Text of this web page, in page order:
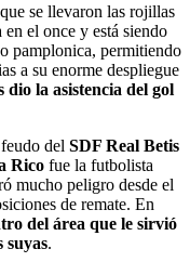
se llevaron las rojillas
el once y está siendo
pamplonica, permitiendo
a su enorme despliegue
dio la asistencia del gol
del SDF Real Betis
Rico fue la futbolista
mucho peligro desde el
de remate. En
del área que le sirvió
suyas.